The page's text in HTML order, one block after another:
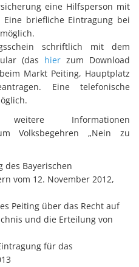
eine Hilfsperson mit
briefliche Eintragung bei
schriftlich mit dem
(das hier zum Download
Markt Peiting, Hauptplatz
Eine telefonische
Informationen
Volksbegehren „Nein zu
des Bayerischen
vom 12. November 2012,
Peiting über das Recht auf
und die Erteilung von
für das